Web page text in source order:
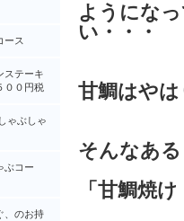
ようにな
い・・・
甘鯛はや
そんなあ
「甘鯛焼
ース
ステーキ
００円税
ゃぶしゃ
ぶコー
、のお持